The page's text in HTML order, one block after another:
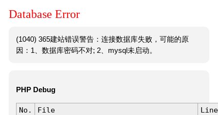
Database Error
(1040) 365建站错误警告：连接数据库失败，可能的原
因：1、数据库密码不对; 2、mysql未启动。
PHP Debug
No. File
Line